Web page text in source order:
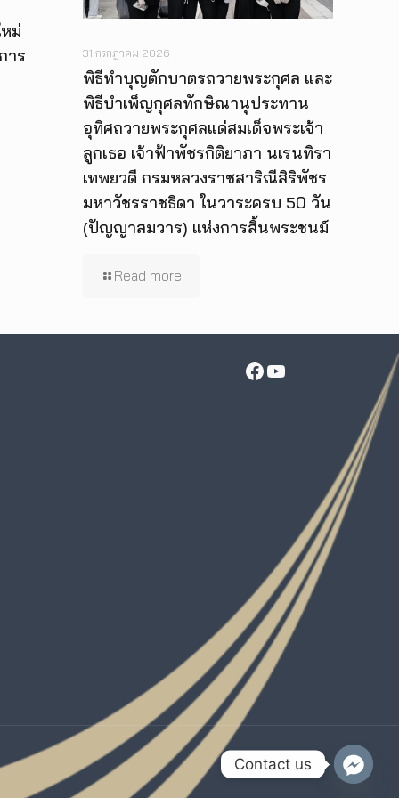
ม่
าร
31 กรกฎาคม 2026
พิธีทำบุญตักบาตรถวายพระกุศล และ
พิธีบำเพ็ญกุศลทักษิณานุประทาน
อุทิศถวายพระกุศลแด่สมเด็จพระเจ้า
ลูกเธอ เจ้าฟ้าพัชรกิติยาภา นเรนทิรา
เทพยวดี กรมหลวงราชสาริณีสิริพัชร
มหาวัชรราชธิดา ในวาระครบ 50 วัน
(ปัญญาสมวาร) แห่งการสิ้นพระชนม์
Read more
Facebook YouTube
Contact us